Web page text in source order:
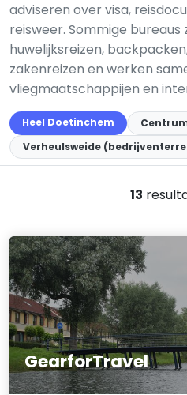
adviseren over visa,
reisweer. Sommige bureaus
huwelijksreizen,
zakenreizen en werken
vliegmaatschappijen en
Heel Doetinchem
Verheulsweide
13
GearforTravel